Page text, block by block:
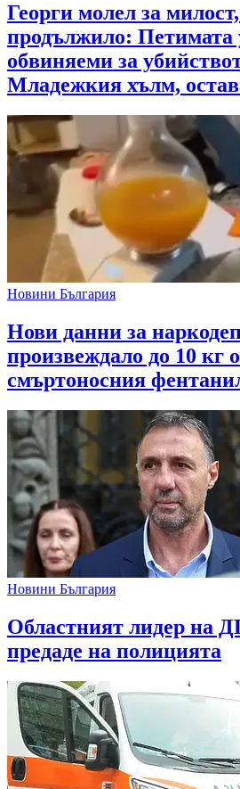
Георги молел за
продължило: Петимата
обвиняеми за
Младежкия хълм,
Новини България
Нови данни за
произвеждало до 10 кг
смъртоносния
Новини България
Областният лидер на
предаде на полицията